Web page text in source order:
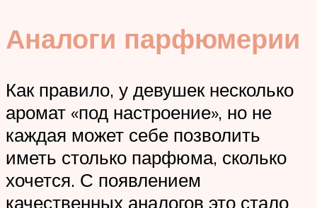
Аналоги парфюмерии
Как правило, у девушек несколько
аромат «под настроение», но не
каждая может себе позволить
иметь столько парфюма, сколько
хочется. С появлением
качественных аналогов это стало